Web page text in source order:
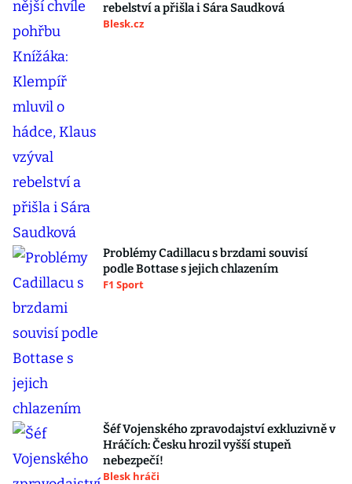
rebelství a přišla i Sára Saudková
Blesk.cz
Problémy Cadillacu s brzdami souvisí
podle Bottase s jejich chlazením
F1 Sport
Šéf Vojenského zpravodajství exkluzivně v
Hráčích: Česku hrozil vyšší stupeň
nebezpečí!
Blesk hráči